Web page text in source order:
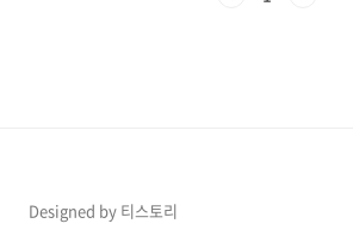
Designed by 티스토리